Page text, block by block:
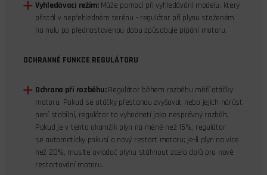
Vyhledávací režim: Může pomoci při vyhledávání modelu, který
přistál v nepřehledném terénu - regulátor při plynu staženém
na nulu po přednastavenou dobu způsobuje pípání motoru.
OCHRANNÉ FUNKCE REGULÁTORU
Ochrana při rozběhu:Regulátor během rozběhu měří otáčky
motoru. Pokud se otáčky přestanou zvyšovat nebo jejich nárůst
není stabilní, regulátor to vyhodnotí jako nesprávný rozběh.
Pokud je v tento okamžik plyn na méně než 15%, regulátor
se automaticky pokusí o nový restart motoru; je-li plyn na více
než 20%, musíte ovladač plynu stáhnout zcela dolů pro nové
restartování motoru.